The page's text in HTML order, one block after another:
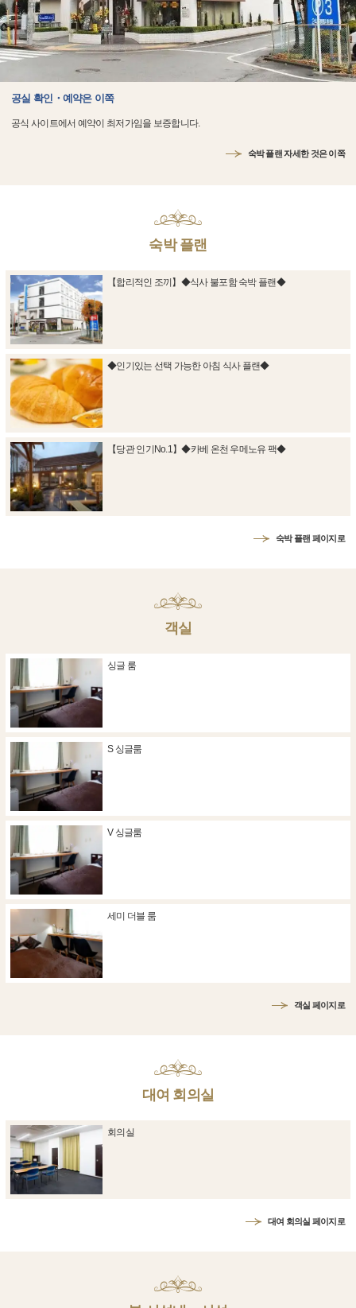
공실 확인・예약은 이쪽
공식 사이트에서 예약이 최저가임을 보증합니다.
숙박 플랜 자세한 것은 이쪽
숙박 플랜
【합리적인 조끼】◆식사 불포함 숙박 플랜◆
◆인기있는 선택 가능한 아침 식사 플랜◆
【당관 인기No.1】◆카베 온천 우메노유 팩◆
숙박 플랜 페이지로
객실
싱글 룸
S 싱글룸
V 싱글룸
세미 더블 룸
객실 페이지로
대여 회의실
회의실
대여 회의실 페이지로